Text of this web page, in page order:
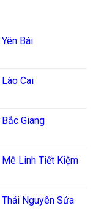
Bái
Cai
Giang
Linh Tiết Kiệm
Nguyên Sửa